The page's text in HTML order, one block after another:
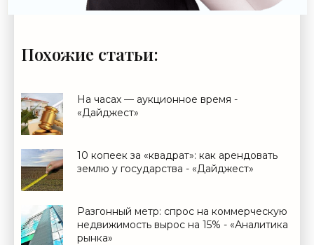
Похожие статьи:
На часах — аукционное время -
«Дайджест»
10 копеек за «квадрат»: как арендовать
землю у государства - «Дайджест»
Разгонный метр: спрос на коммерческую
недвижимость вырос на 15% - «Аналитика
рынка»